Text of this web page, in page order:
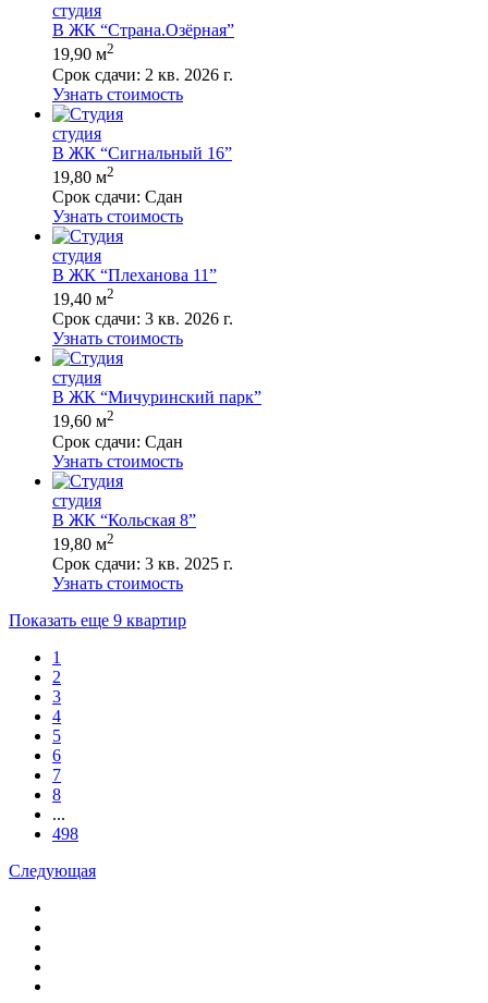
студия
В ЖК “Страна.Озёрная”
19,90 м2
Срок сдачи: 2 кв. 2026 г.
Узнать стоимость
студия
В ЖК “Сигнальный 16”
19,80 м2
Срок сдачи: Сдан
Узнать стоимость
студия
В ЖК “Плеханова 11”
19,40 м2
Срок сдачи: 3 кв. 2026 г.
Узнать стоимость
студия
В ЖК “Мичуринский парк”
19,60 м2
Срок сдачи: Сдан
Узнать стоимость
студия
В ЖК “Кольская 8”
19,80 м2
Срок сдачи: 3 кв. 2025 г.
Узнать стоимость
Показать еще 9 квартир
1
2
3
4
5
6
7
8
...
498
Следующая